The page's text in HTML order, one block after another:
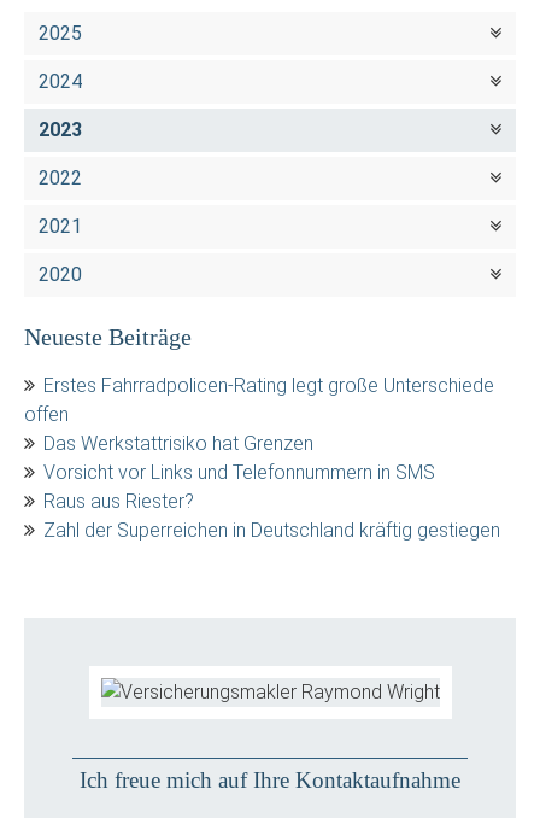
2025
2024
2023
2022
2021
2020
Neueste Beiträge
Erstes Fahrradpolicen-Rating legt große Unterschiede
offen
Das Werkstattrisiko hat Grenzen
Vorsicht vor Links und Telefonnummern in SMS
Raus aus Riester?
Zahl der Superreichen in Deutschland kräftig gestiegen
Ich freue mich auf Ihre Kontaktaufnahme